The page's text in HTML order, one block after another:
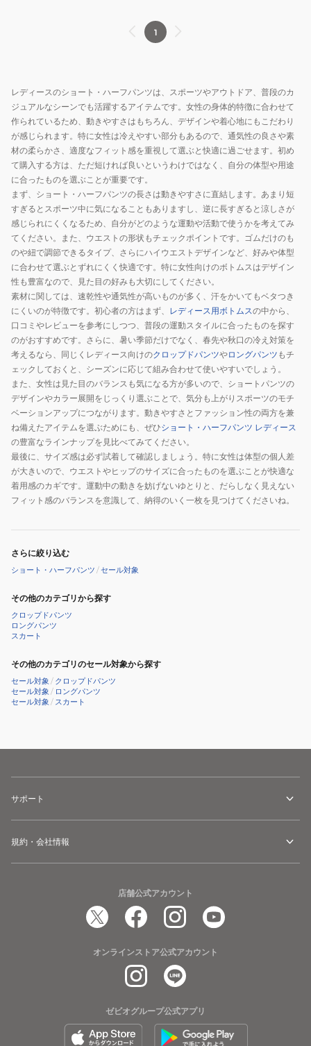
パ
ン
ツ
693767
01
BLK
1
レディースのショート・ハーフパンツは、スポーツやアウトドア、普段のカ
ジュアルなシーンでも活躍するアイテムです。女性の身体的特徴に合わせて
作られているため、動きやすさはもちろん、デザインや着心地にもこだわり
が感じられます。特に女性は冷えやすい部分もあるので、通気性の良さや素
材の柔らかさ、適度なフィット感を重視して選ぶと快適に過ごせます。初め
て購入する方は、ただ短ければ良いというわけではなく、自分の体型や用途
に合ったものを選ぶことが重要です。
まず、ショート・ハーフパンツの長さは動きやすさに直結します。あまり短
すぎるとスポーツ中に気になることもありますし、逆に長すぎると涼しさが
感じられにくくなるため、自分がどのような運動や活動で使うかを考えてみ
てください。また、ウエストの形状もチェックポイントです。ゴムだけのも
のや紐で調節できるタイプ、さらにハイウエストデザインなど、好みや体型
に合わせて選ぶとずれにくく快適です。特に女性向けのボトムスはデザイン
性も豊富なので、見た目の好みも大切にしてください。
素材に関しては、速乾性や通気性が高いものが多く、汗をかいてもベタつき
にくいのが特徴です。初心者の方はまず、 レディース用ボトムスの中から、
口コミやレビューを参考にしつつ、普段の運動スタイルに合ったものを探す
のがおすすめです。さらに、暑い季節だけでなく、春先や秋口の冷え対策を
考えるなら、同じくレディース向けのクロップドパンツやロングパンツ もチ
ェックしておくと、シーズンに応じて組み合わせて使いやすいでしょう。
また、女性は見た目のバランスも気になる方が多いので、ショートパンツの
デザインやカラー展開をじっくり選ぶことで、気分も上がりスポーツのモチ
ベーションアップにつながります。動きやすさとファッション性の両方を兼
ね備えたアイテムを選ぶためにも、ぜひショート・ハーフパンツ レディース
の豊富なラインナップを見比べてみてください。
最後に、サイズ感は必ず試着して確認しましょう。特に女性は体型の個人差
が大きいので、ウエストやヒップのサイズに合ったものを選ぶことが快適な
着用感のカギです。運動中の動きを妨げないゆとりと、だらしなく見えない
フィット感のバランスを意識して、納得のいく一枚を見つけてくださいね。
さらに絞り込む
ショート・ハーフパンツ /セール対象
その他のカテゴリから探す
クロップドパンツ
ロングパンツ
スカート
その他のカテゴリのセール対象から探す
セール対象 / クロップドパンツ
セール対象 / ロングパンツ
セール対象 / スカート
サポート
規約・会社情報
店舗公式アカウント
オンラインストア公式アカウント
ゼビオグループ公式アプリ